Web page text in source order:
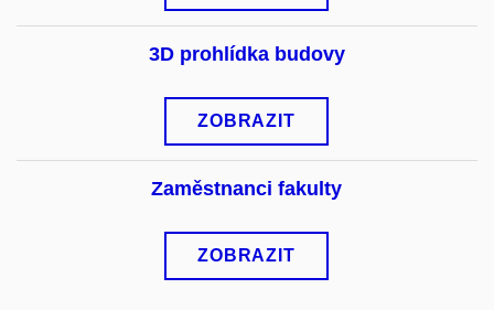
3D prohlídka budovy
ZOBRAZIT
Zaměstnanci fakulty
ZOBRAZIT